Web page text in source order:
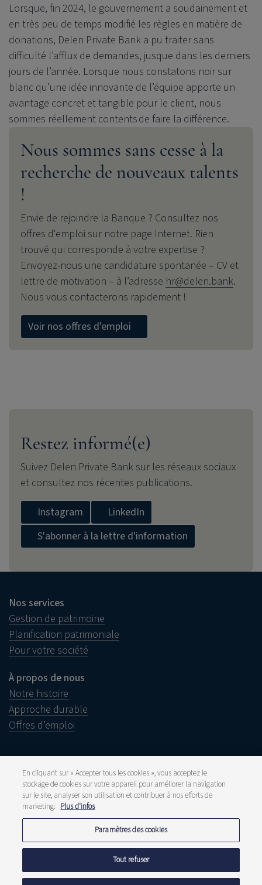
Lorsque, fin 2024, le gouvernement a soudainement et
en très peu de temps modifié les règles en matière de
donations, Delen Private Bank a pu traiter sans
difficulté l’afflux de demandes, jusque dans les derniers
jours de l’année. Lorsque nous constatons noir sur
blanc qu’une idée innovante de l’équipe apporte un
avantage concret et tangible pour le client, nous
sommes réellement contents de faire la différence.
Nous sommes sans cesse à la
recherche de nouveaux talents
!
Envie de rejoindre la Banque ? Consultez nos
offres d'emploi sur notre page Internet. Rien
trouvé qui corresponde à votre expertise ?
Envoyez-nous une candidature spontanée – CV et
lettre de motivation – à l’adresse hr@delen.bank.
Nous vous contacterons rapidement !
Voir nos offres d'emploi
Restez informé(e)
Suivez Delen Private Bank sur les réseaux sociaux
et consultez nos récentes publications.
Instagram
LinkedIn
S'abonner à la lettre d'information
Nos services
Gestion de patrimoine
Planification patrimoniale
Pour votre société
À propos de nous
Notre histoire
Approche durable
Offres d’emploi
Informations juridiques
Disclaimer
Plainte
Lanceurs d’alerte
Tarifs
Politique de cookies
Signaler une fraude
En cliquant sur « Accepter tous les cookies », vous acceptez le
stockage de cookies sur votre appareil pour améliorer la navigation
sur le site, analyser son utilisation et contribuer à nos efforts de
marketing. Plus d'infos
Paramètres des cookies
Tout refuser